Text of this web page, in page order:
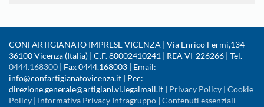
CONFARTIGIANATO IMPRESE VICENZA | Via Enrico Fermi,134 -
36100 Vicenza (Italia) | C.F. 80002410241 | REA VI-226266 | Tel.
0444.168300 | Fax 0444.168003 | Email:
info@confartigianatovicenza.it | Pec:
direzione.generale@artigiani.vi.legalmail.it | Privacy Policy | Cookie
Policy | Informativa Privacy Infragruppo | Contenuti essenziali